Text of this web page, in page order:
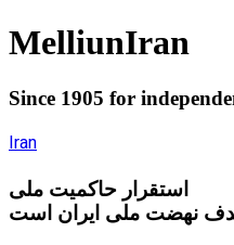
MelliunIran
Since 1905 for
Iran
استقرار حاکميت ملی
نهضت ملی ایران است